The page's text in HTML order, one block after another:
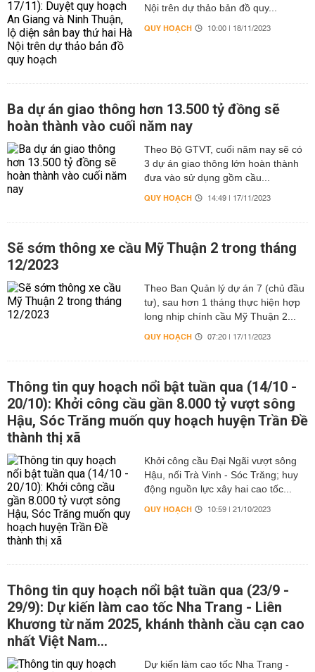
Nội trên dự thảo bản đồ quy...
QUY HOẠCH 10:00 | 18/11/2023
Ba dự án giao thông hơn 13.500 tỷ đồng sẽ
hoàn thành vào cuối năm nay
Theo Bộ GTVT, cuối năm nay sẽ có
3 dự án giao thông lớn hoàn thành
đưa vào sử dụng gồm cầu...
QUY HOẠCH 14:49 | 17/11/2023
Sẽ sớm thông xe cầu Mỹ Thuận 2 trong tháng
12/2023
Theo Ban Quản lý dự án 7 (chủ đầu
tư), sau hơn 1 tháng thực hiện hợp
long nhịp chính cầu Mỹ Thuận 2...
QUY HOẠCH 07:20 | 17/11/2023
Thông tin quy hoạch nổi bật tuần qua (14/10 -
20/10): Khởi công cầu gần 8.000 tỷ vượt sông
Hậu, Sóc Trăng muốn quy hoạch huyện Trần Đề
thành thị xã
Khởi công cầu Đại Ngãi vượt sông
Hậu, nối Trà Vinh - Sóc Trăng; huy
động nguồn lực xây hai cao tốc...
QUY HOẠCH 10:59 | 21/10/2023
Thông tin quy hoạch nổi bật tuần qua (23/9 -
29/9): Dự kiến làm cao tốc Nha Trang - Liên
Khương từ năm 2025, khánh thành cầu cạn cao
nhất Việt Nam...
Dự kiến làm cao tốc Nha Trang -